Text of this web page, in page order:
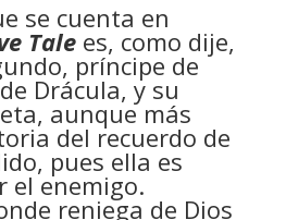
se cuenta en
Talees, como dije,
príncipe de
Drácula, y su
aunque más
del recuerdo de
pues ella es
el enemigo.
reniega de Dios